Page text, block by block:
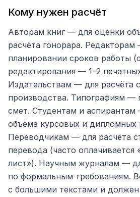
Кому нужен расчёт
Авторам книг — для оценки
расчёта гонорара.
планировании сроков работы
редактирования — 1–2
Издательствам — для расчёта
производства. Типографиям —
смет. Студентам и
объёма курсовых и дипломных
Переводчикам — для расчёта
перевода (часто оплачивается
лист»). Научным журналам —
по формальным требованиям.
с большими текстами и должен